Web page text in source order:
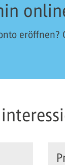
eröffnen?